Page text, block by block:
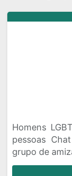
Homens
pessoas
grupo de